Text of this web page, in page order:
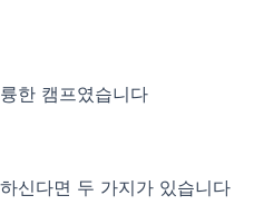
한 캠프였습니다
신다면 두 가지가 있습니다